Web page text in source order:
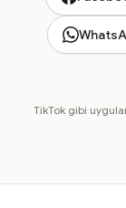
TikTok gibi